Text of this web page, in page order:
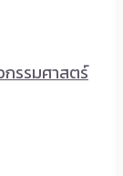
รรมศาสตร์